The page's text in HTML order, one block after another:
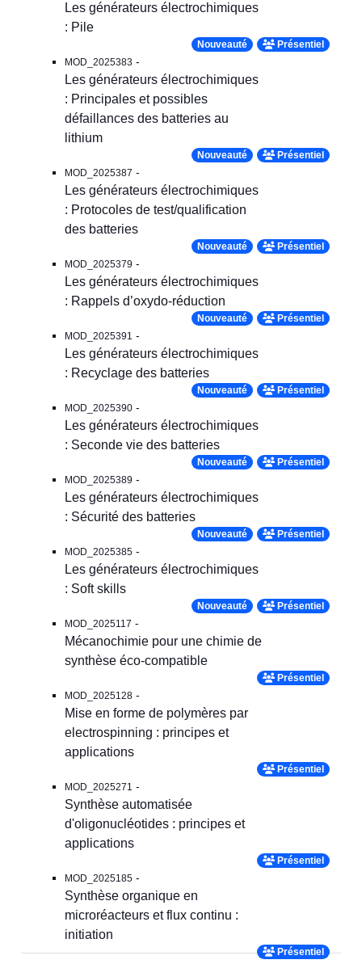
Les générateurs électrochimiques
: Pile
Présentiel
Nouveauté
MOD_2025383 -
Les générateurs électrochimiques
: Principales et possibles
défaillances des batteries au
lithium
Présentiel
Nouveauté
MOD_2025387 -
Les générateurs électrochimiques
: Protocoles de test/qualification
des batteries
Présentiel
Nouveauté
MOD_2025379 -
Les générateurs électrochimiques
: Rappels d’oxydo-réduction
Présentiel
Nouveauté
MOD_2025391 -
Les générateurs électrochimiques
: Recyclage des batteries
Présentiel
Nouveauté
MOD_2025390 -
Les générateurs électrochimiques
: Seconde vie des batteries
Présentiel
Nouveauté
MOD_2025389 -
Les générateurs électrochimiques
: Sécurité des batteries
Présentiel
Nouveauté
MOD_2025385 -
Les générateurs électrochimiques
: Soft skills
Présentiel
Nouveauté
MOD_2025117 -
Mécanochimie pour une chimie de
synthèse éco-compatible
Présentiel
MOD_2025128 -
Mise en forme de polymères par
electrospinning : principes et
applications
Présentiel
MOD_2025271 -
Synthèse automatisée
d'oligonucléotides : principes et
applications
Présentiel
MOD_2025185 -
Synthèse organique en
microréacteurs et flux continu :
initiation
Présentiel